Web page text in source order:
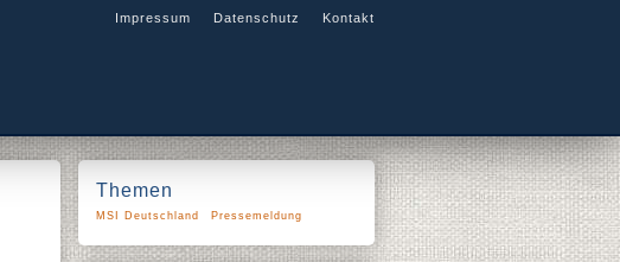
Impressum Datenschutz Kontakt
Themen
MSI Deutschland Pressemeldung